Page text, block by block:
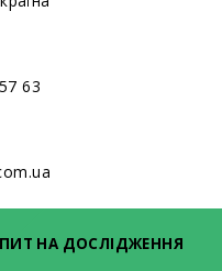
63
НА ДОСЛІДЖЕННЯ